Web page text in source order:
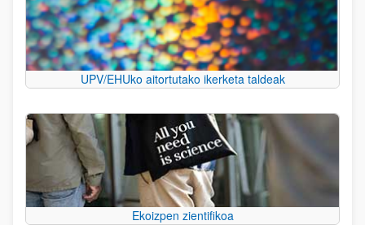
UPV/EHUko aitortutako ikerketa taldeak
Ekoizpen zientifikoa